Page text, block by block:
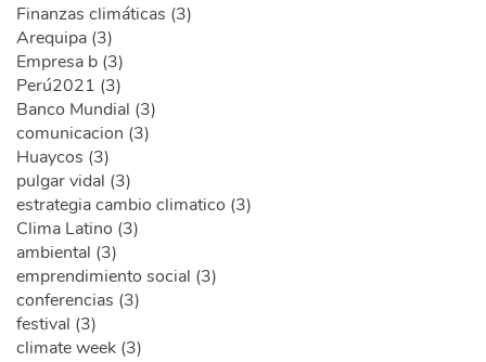
Finanzas climáticas (3)
Arequipa (3)
Empresa b (3)
Perú2021 (3)
Banco Mundial (3)
comunicacion (3)
Huaycos (3)
pulgar vidal (3)
estrategia cambio climatico (3)
Clima Latino (3)
ambiental (3)
emprendimiento social (3)
conferencias (3)
festival (3)
climate week (3)